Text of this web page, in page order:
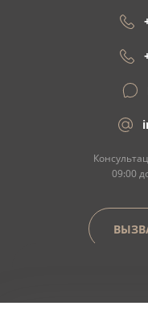
09:00
Сайт не